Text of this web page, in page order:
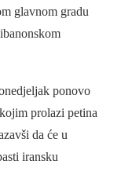
glavnom gradu
ponovo
prolazi petina
da će u
iransku